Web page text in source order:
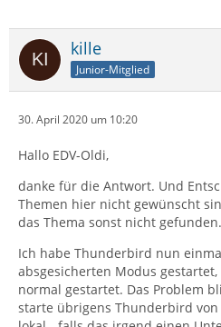
kille
Junior-Mitglied
30. April 2020 um 10:20
Hallo EDV-Oldi,
danke für die Antwort. Und
Themen hier nicht gewünscht
das Thema sonst nicht gefunden.
Ich habe Thunderbird nun
absgesicherten Modus
normal gestartet. Das Problem
starte übrigens Thunderbird